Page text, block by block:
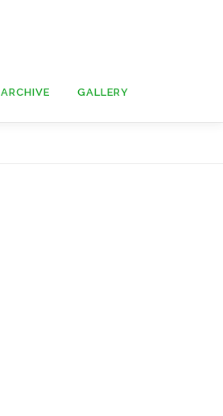
ARCHIVE GALLERY